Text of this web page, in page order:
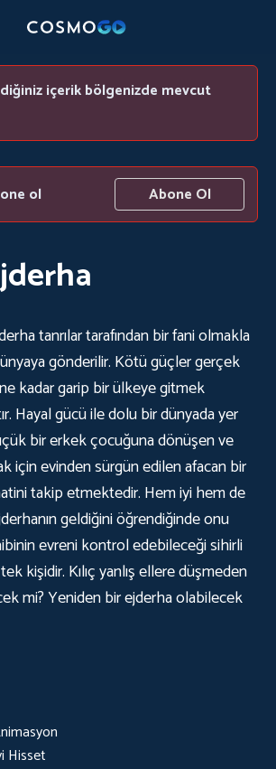
içerik bölgenizde mevcut
ol Abone Ol
tanrılar tarafından bir fani olmakla
gönderilir. Kötü güçler gerçek
kadar garip bir ülkeye gitmek
Hayal gücü ile dolu bir dünyada yer
bir erkek çocuğuna dönüşen ve
için evinden sürgün edilen afacan bir
takip etmektedir. Hem iyi hem de
geldiğini öğrendiğinde onu
evreni kontrol edebileceği sihirli
kişidir. Kılıç yanlış ellere düşmeden
mi? Yeniden bir ejderha olabilecek
Hisset